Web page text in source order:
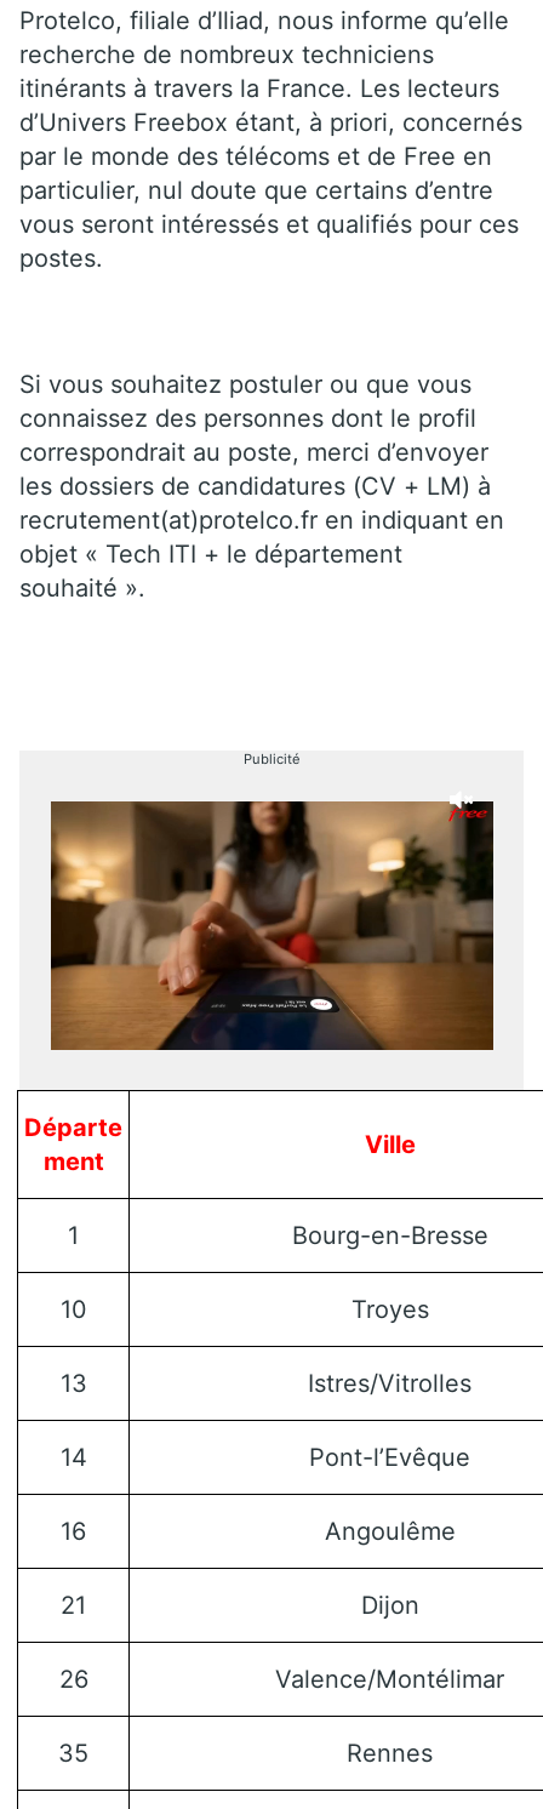
Protelco, filiale d’Iliad, nous informe qu’elle
recherche de nombreux techniciens
itinérants à travers la France. Les lecteurs
d’Univers Freebox étant, à priori, concernés
par le monde des télécoms et de Free en
particulier, nul doute que certains d’entre
vous seront intéressés et qualifiés pour ces
postes.
Si vous souhaitez postuler ou que vous
connaissez des personnes dont le profil
correspondrait au poste, merci d’envoyer
les dossiers de candidatures (CV + LM) à
recrutement(at)protelco.fr en indiquant en
objet « Tech ITI + le département
souhaité ».
Publicité
Départe
ment
Ville
1 Bourg-en-Bresse
10 Troyes
13 Istres/Vitrolles
14 Pont-l’Evêque
16 Angoulême
21 Dijon
26 Valence/Montélimar
35 Rennes